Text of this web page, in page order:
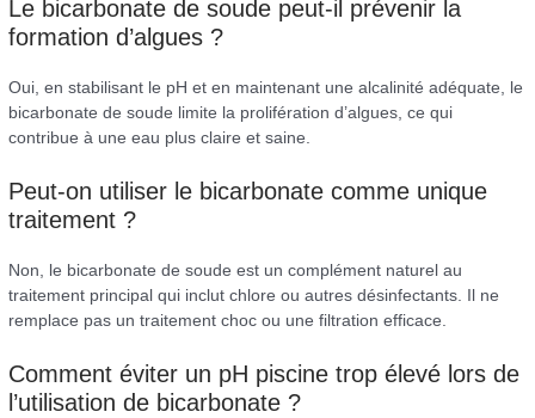
Le bicarbonate de soude peut-il prévenir la
formation d’algues ?
Oui, en stabilisant le pH et en maintenant une alcalinité adéquate, le
bicarbonate de soude limite la prolifération d’algues, ce qui
contribue à une eau plus claire et saine.
Peut-on utiliser le bicarbonate comme unique
traitement ?
Non, le bicarbonate de soude est un complément naturel au
traitement principal qui inclut chlore ou autres désinfectants. Il ne
remplace pas un traitement choc ou une filtration efficace.
Comment éviter un pH piscine trop élevé lors de
l’utilisation de bicarbonate ?